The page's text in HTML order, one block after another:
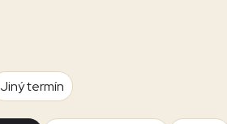
Jiný termín